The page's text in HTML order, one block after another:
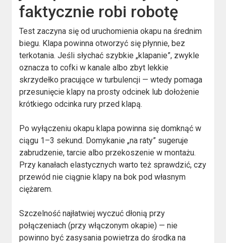
faktycznie robi robotę
Test zaczyna się od uruchomienia okapu na średnim
biegu. Klapa powinna otworzyć się płynnie, bez
terkotania. Jeśli słychać szybkie „klapanie”, zwykle
oznacza to cofki w kanale albo zbyt lekkie
skrzydełko pracujące w turbulencji — wtedy pomaga
przesunięcie klapy na prosty odcinek lub dołożenie
krótkiego odcinka rury przed klapą.
Po wyłączeniu okapu klapa powinna się domknąć w
ciągu 1–3 sekund. Domykanie „na raty” sugeruje
zabrudzenie, tarcie albo przekoszenie w montażu.
Przy kanałach elastycznych warto też sprawdzić, czy
przewód nie ciągnie klapy na bok pod własnym
ciężarem.
Szczelność najłatwiej wyczuć dłonią przy
połączeniach (przy włączonym okapie) — nie
powinno być zasysania powietrza do środka na